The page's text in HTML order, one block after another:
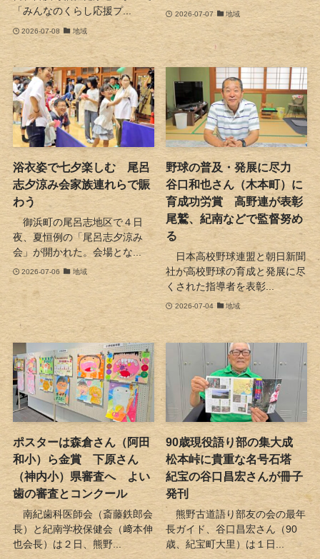
「みんなのくらし応援プ...
2026-07-08 地域
2026-07-07 地域
浴衣姿で七夕楽しむ 尾呂
志夕涼み会家族連れらで賑
わう
御浜町の尾呂志地区で４日
夜、夏恒例の「尾呂志夕涼み
会」が開かれた。会場とな...
2026-07-06 地域
野球の普及・発展に尽力
谷口和也さん（木本町）に
育成功労賞 高野連が表彰
尾鷲、紀南などで監督努め
る
日本高校野球連盟と朝日新聞
社が高校野球の育成と発展に尽
くされた指導者を表彰...
2026-07-04 地域
ポスターは森倉さん（阿田
和小）ら金賞 下原さん
（神内小）県審査へ よい
歯の審査とコンクール
南紀歯科医師会（斎藤鉄郎会
長）と紀南学校保健会（﨑本伸
也会長）は２日、熊野...
90歳現役語り部の集大成
松本峠に貴重な名号石塔
紀宝の谷口昌宏さんが冊子
発刊
熊野古道語り部友の会の最年
長ガイド、谷口昌宏さん（90
歳、紀宝町大里）は１日...